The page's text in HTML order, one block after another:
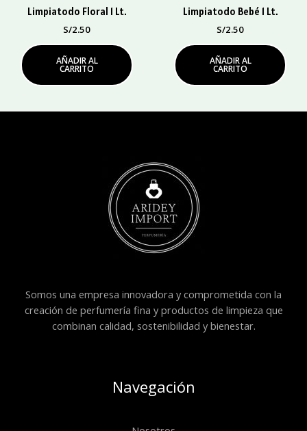
Limpiatodo Floral 1 Lt.
S/2.50
AÑADIR AL
CARRITO
Limpiatodo Bebé 1 Lt.
S/2.50
AÑADIR AL
CARRITO
Somos una empresa innovadora y comprometida con la
creación de perfumería fina y productos de limpieza que
combinan calidad, sostenibilidad y bienestar.
Navegación